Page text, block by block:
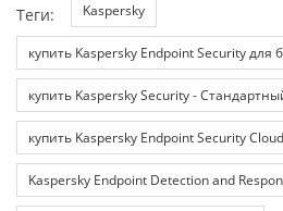
Теги: Kaspersky
купить Kaspersky Endpoint Security для
купить Kaspersky Security -
купить Kaspersky Endpoint Security Cloud
Kaspersky Endpoint Detection and